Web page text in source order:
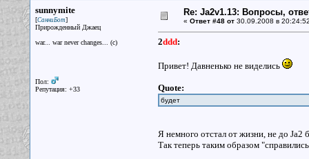
sunnymite
[СанниБот]
Прирожденный Джаец
war... war never changes... (c)
Пол:
Репутация: +33
Re: Ja2v1.13: Вопросы,
« Ответ #48 от30.09.2008 в
2ddd:
Привет! Давненько не виделись
Quote:
будет
Я немного отстал от жизни, не до
Так теперь таким образом